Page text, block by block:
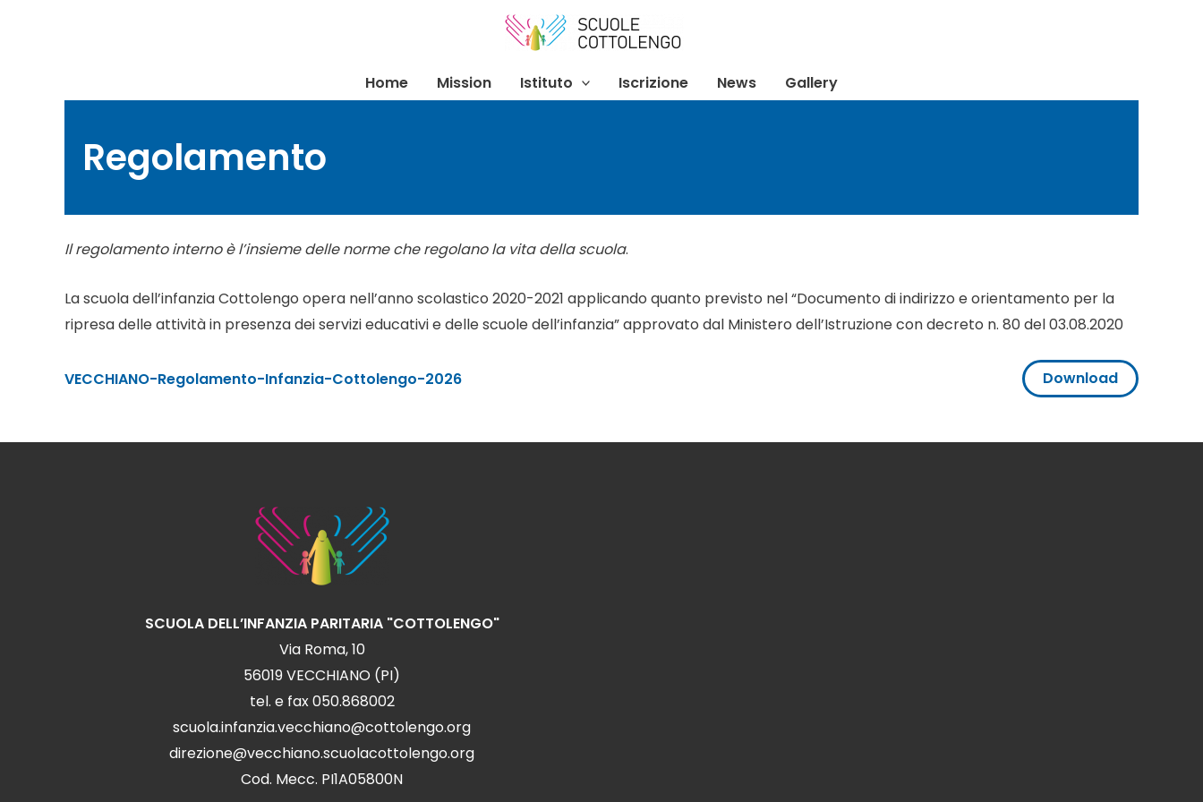
Home
Mission Istituto Iscrizione News Gallery
Regolamento
Il regolamento interno è l’insieme delle norme che regolano la vita della scuola.
La scuola dell’infanzia Cottolengo opera nell’anno scolastico 2020-2021 applicando quanto previsto nel “Documento di indirizzo e orientamento per la
ripresa delle attività in presenza dei servizi educativi e delle scuole dell’infanzia” approvato dal Ministero dell’Istruzione con decreto n. 80 del 03.08.2020
VECCHIANO-Regolamento-Infanzia-Cottolengo-2026 Download
SCUOLA DELL’INFANZIA PARITARIA "COTTOLENGO"
Via Roma, 10
56019 VECCHIANO (PI)
tel. e fax 050.868002
scuola.infanzia.vecchiano@cottolengo.org
direzione@vecchiano.scuolacottolengo.org
Cod. Mecc. PI1A05800N